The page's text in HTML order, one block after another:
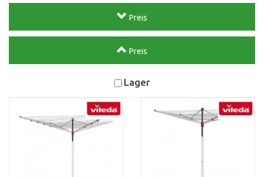
Preis
Preis
Lager